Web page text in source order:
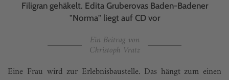
Filigran gehäkelt. Edita Gruberovas Baden-Badener
"Norma" liegt auf CD vor
Ein Beitrag von
Christoph Vratz
Eine Frau wird zur Erlebnisbaustelle. Das hängt zum einen